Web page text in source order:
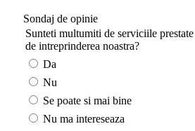
Sondaj de opinie
Sunteti multumiti de serviciile prestate
de intreprinderea noastra?
Da
Nu
Se poate si mai bine
Nu ma intereseaza